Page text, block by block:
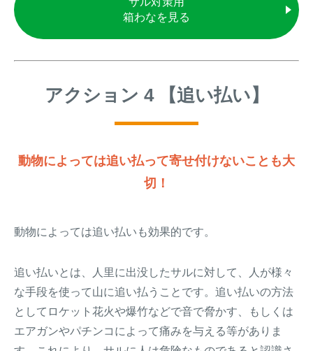
箱わなを見る
アクション 4 【追い払い】
動物によっては追い払って寄せ付けないことも大
切！
動物によっては追い払いも効果的です。
追い払いとは、人里に出没したサルに対して、人が様々
な手段を使って山に追い払うことです。追い払いの方法
としてロケット花火や爆竹などで音で脅かす、もしくは
エアガンやパチンコによって痛みを与える等がありま